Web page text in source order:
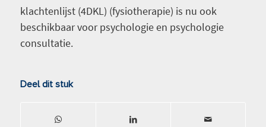
klachtenlijst (4DKL) (fysiotherapie) is nu ook
beschikbaar voor psychologie en psychologie
consultatie.
Deel dit stuk